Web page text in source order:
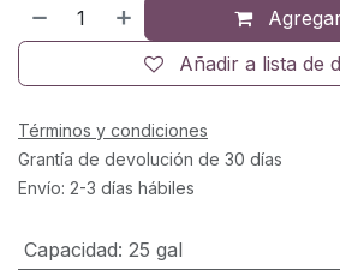
Añadir a lista de
Términos y condiciones
Grantía de devolución de 30 días
Envío: 2-3 días hábiles
Capacidad: 25 gal